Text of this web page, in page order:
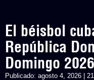
El béisbol
República
Domingo 2026
Publicado: agosto 4, 2026 |